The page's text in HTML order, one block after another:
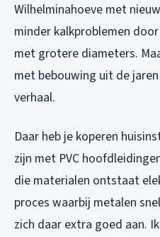
Wilhelminahoeve met
minder kalkproblemen
met grotere diameters.
met bebouwing uit de
verhaal.
Daar heb je koperen
zijn met PVC
die materialen ontstaat
proces waarbij metalen
zich daar extra goed aan.